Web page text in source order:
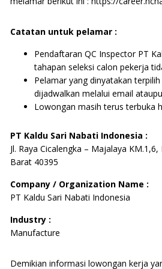
Catatan untuk pelamar :
Pendaftaran QC Inspector PT
tahapan seleksi calon pekerja
Pelamar yang dinyatakan
dijadwalkan melalui email
Lowongan masih terus terbuka
PT Kaldu Sari Nabati Indonesia :
Jl. Raya Cicalengka – Majalaya
Barat 40395
Company / Organization Name :
PT Kaldu Sari Nabati Indonesia
Industry :
Manufacture
Demikian informasi lowongan kerja